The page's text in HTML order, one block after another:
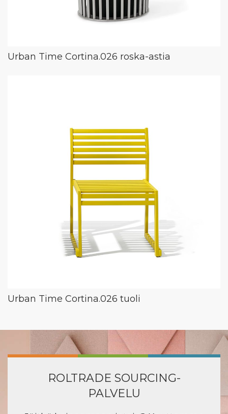
Urban Time Cortina.026 roska-astia
Urban Time Cortina.026 tuoli
ROLTRADE SOURCING-
PALVELU